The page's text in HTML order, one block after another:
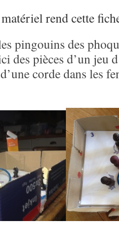
rend cette
pingouins des
des pièces d’un jeu
corde dans les